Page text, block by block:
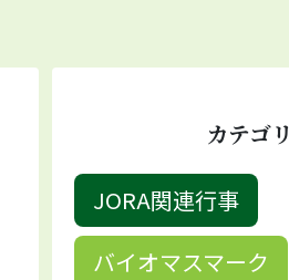
カテゴリ
JORA関連行事
バイオマスマーク